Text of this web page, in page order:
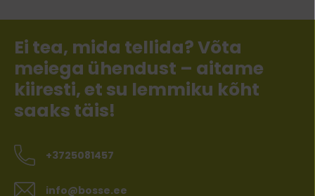
Ei tea, mida tellida? Võta
meiega ühendust – aitame
kiiresti, et su lemmiku kõht
saaks täis!
+3725081457
info@bosse.ee